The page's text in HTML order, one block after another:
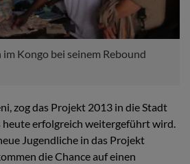
Kongo bei seinem Rebound
zog das Projekt 2013 in die Stadt
heute erfolgreich weitergeführt wird.
Jugendliche in das Projekt
die Chance auf einen